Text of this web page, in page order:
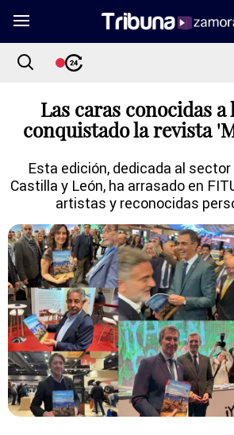
Las caras conocidas a
conquistado la revista
Esta edición, dedicada al
Castilla y León, ha arrasado en
artistas y reconocidas